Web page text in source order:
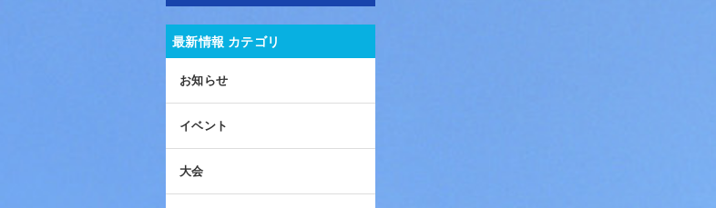
最新情報 カテゴリ
お知らせ
イベント
大会